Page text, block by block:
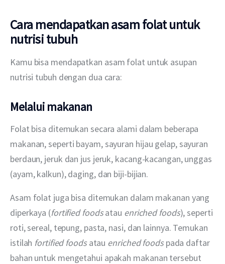
Cara mendapatkan asam folat untuk
nutrisi tubuh
Kamu bisa mendapatkan asam folat untuk asupan
nutrisi tubuh dengan dua cara:
Melalui makanan
Folat bisa ditemukan secara alami dalam beberapa
makanan, seperti bayam, sayuran hijau gelap, sayuran
berdaun, jeruk dan jus jeruk, kacang-kacangan, unggas
(ayam, kalkun), daging, dan biji-bijian.
Asam folat juga bisa ditemukan dalam makanan yang
diperkaya (fortified foods atau enriched foods), seperti
roti, sereal, tepung, pasta, nasi, dan lainnya. Temukan
istilah fortified foods atau enriched foods pada daftar
bahan untuk mengetahui apakah makanan tersebut